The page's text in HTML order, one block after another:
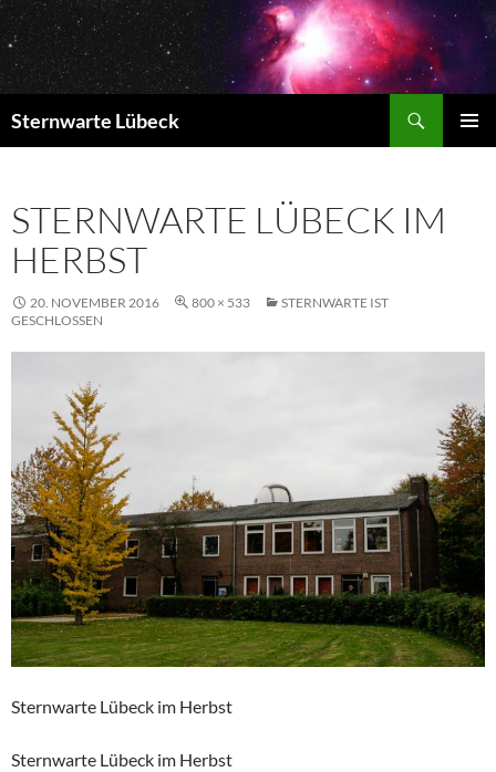
Zum
Inhalt
springen
Sternwarte Lübeck
STERNWARTE LÜBECK IM
HERBST
20. NOVEMBER 2016 800 × 533
STERNWARTE IST
GESCHLOSSEN
Sternwarte Lübeck im Herbst
Sternwarte Lübeck im Herbst